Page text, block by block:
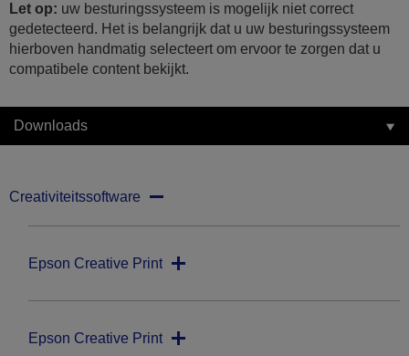
Let op: uw besturingssysteem is mogelijk niet correct
gedetecteerd. Het is belangrijk dat u uw besturingssysteem
hierboven handmatig selecteert om ervoor te zorgen dat u
compatibele content bekijkt.
Downloads
Creativiteitssoftware
Epson Creative Print
Epson Creative Print